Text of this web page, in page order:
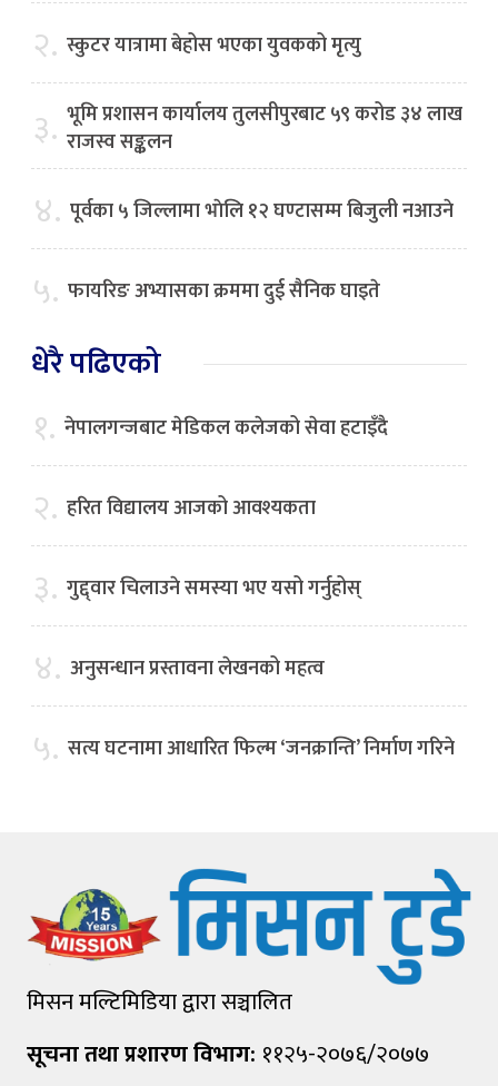
२. स्कुटर यात्रामा बेहोस भएका युवकको मृत्यु
३. भूमि प्रशासन कार्यालय तुलसीपुरबाट ५९ करोड ३४ लाख
राजस्व सङ्कलन
४. पूर्वका ५ जिल्लामा भाेलि १२ घण्टासम्म बिजुली नआउने
५. फायरिङ अभ्यासका क्रममा दुई सैनिक घाइते
धेरै पढिएको
१. नेपालगन्जबाट मेडिकल कलेजको सेवा हटाइँदै
२. हरित विद्यालय आजको आवश्यकता
३. गुद्द्वार चिलाउने समस्या भए यसो गर्नुहोस्
४. अनुसन्धान प्रस्तावना लेखनको महत्व
५. सत्य घटनामा आधारित फिल्म ‘जनक्रान्ति’ निर्माण गरिने
मिसन मल्टिमिडिया द्वारा सञ्चालित
सूचना तथा प्रशारण विभाग: ११२५-२०७६/२०७७